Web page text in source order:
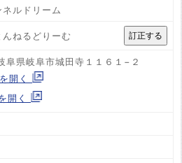
ルドリーム
ねるどりーむ
県岐阜市城田寺１１６１−２
開く
開く